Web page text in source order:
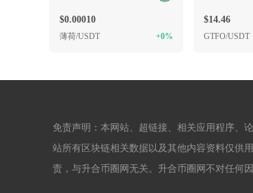
$0.00010
薄荷/USDT +0%
$14.46
GTFO/USDT
免责声明：本网站、超链接、相关应用程序、
站所有区块链相关数据以及其他内容资料仅供
责，与升合币圈网无关。升合币圈网不对任何